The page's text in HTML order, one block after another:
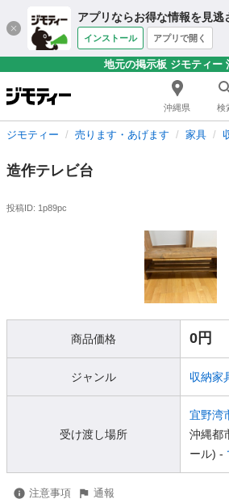
アプリならお得な情報を見逃
インストール アプリで開く
地元の掲示板 ジモティー
沖縄県 検
ジモティー 売ります・あげます 家具
造作テレビ台
投稿ID: 1p89pc
商品価格 0円
ジャンル 収納家
受け渡し場所
宜野湾
沖縄都
ール) -
注意事項 通報